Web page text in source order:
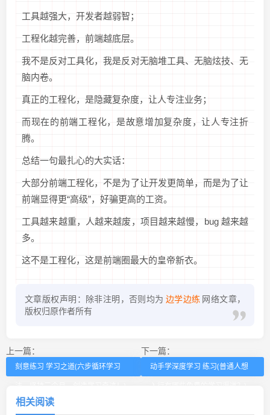
工具越强大，开发者越弱智；
工程化越完善，前端越底层。
我不是反对工具化，我是反对无脑堆工具、无脑炫技、无
脑内卷。
真正的工程化，是隐藏复杂度，让人专注业务；
而现在的前端工程化，是故意增加复杂度，让人专注折
腾。
总结一句最扎心的大实话：
大部分前端工程化，不是为了让开发更简单，而是为了让
前端显得更“高级”，好骗更高的工资。
工具越来越重，人越来越废，项目越来越慢，bug 越来越
多。
这不是工程化，这是前端圈最大的皇帝新衣。
文章版权声明：除非注明，否则均为 边学边练 网络文章，
版权归原作者所有
上一篇：
刻意练习 学习之道(六步循环学习
下一篇：
动手学深度学习 练习(普通人想
相关阅读